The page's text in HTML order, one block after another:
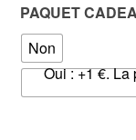
PAQUET
Non
Oui : +1 €. La